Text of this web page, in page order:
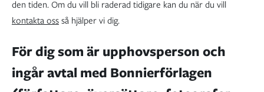
den tiden. Om du vill bli raderad tidigare kan du när du vill
kontakta ossså hjälper vi dig.
För dig som är upphovsperson och
ingår avtal med Bonnierförlagen